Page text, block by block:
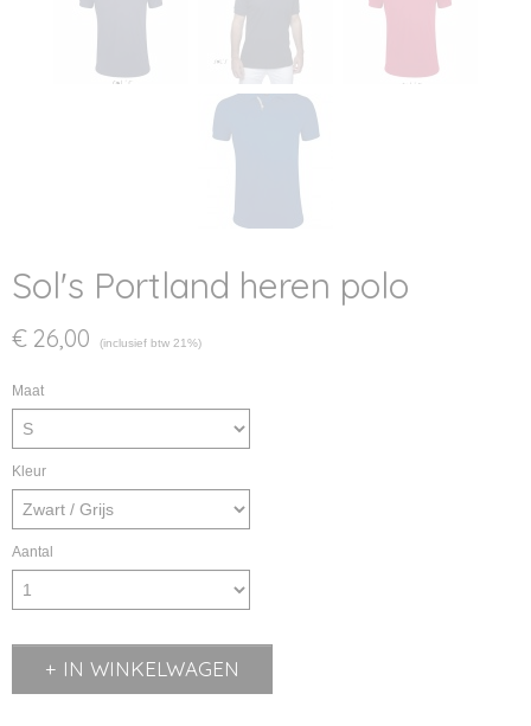
Sol's Portland heren polo
€ 26,00 (inclusief btw 21%)
Maat
Kleur
Aantal
IN WINKELWAGEN